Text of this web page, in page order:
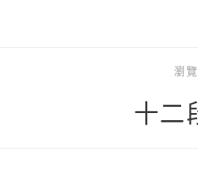
瀏
十二